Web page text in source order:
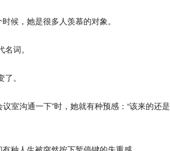
候，她是很多人羡慕的对象。
词。
。
室沟通一下”时，她就有种预感：“该来的还是